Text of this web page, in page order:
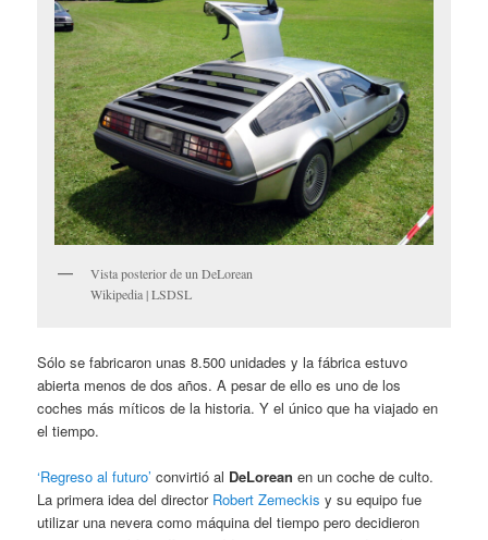
Vista posterior de un DeLorean
Wikipedia | LSDSL
Sólo se fabricaron unas 8.500 unidades y la fábrica estuvo
abierta menos de dos años. A pesar de ello es uno de los
coches más míticos de la historia. Y el único que ha viajado en
el tiempo.
‘Regreso al futuro’convirtió al DeLorean en un coche de culto.
La primera idea del director Robert Zemeckis y su equipo fue
utilizar una nevera como máquina del tiempo pero decidieron